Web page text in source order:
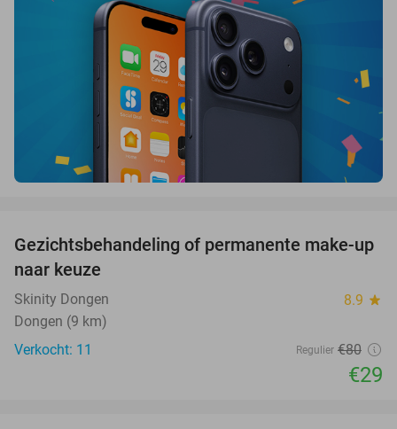
64%
Gezichtsbehandeling of permanente make-up
naar keuze
Skinity Dongen 8.9 star
Dongen (9 km)
Verkocht: 11
Regulier €80
€29